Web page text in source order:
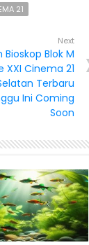
21
Next
Bioskop Blok M
XXI Cinema 21
Terbaru
Ini Coming
Soon